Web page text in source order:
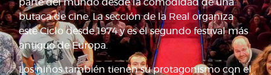
parte del mundo desde la comodidad de una
butaca de cine. La sección de la Real organiza
este Ciclo desde 1974 y es el segundo festival más
antiguo de Europa.
Los niños también tienen su protagonismo con el